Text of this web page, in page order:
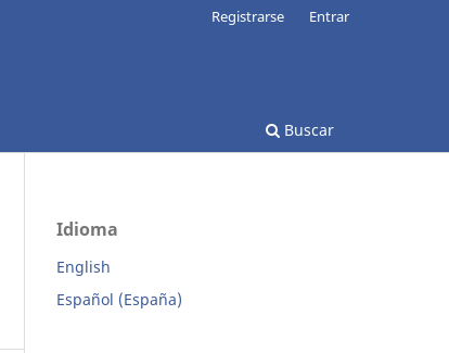
Buscar
Registrarse Entrar
Idioma
English
Español (España)